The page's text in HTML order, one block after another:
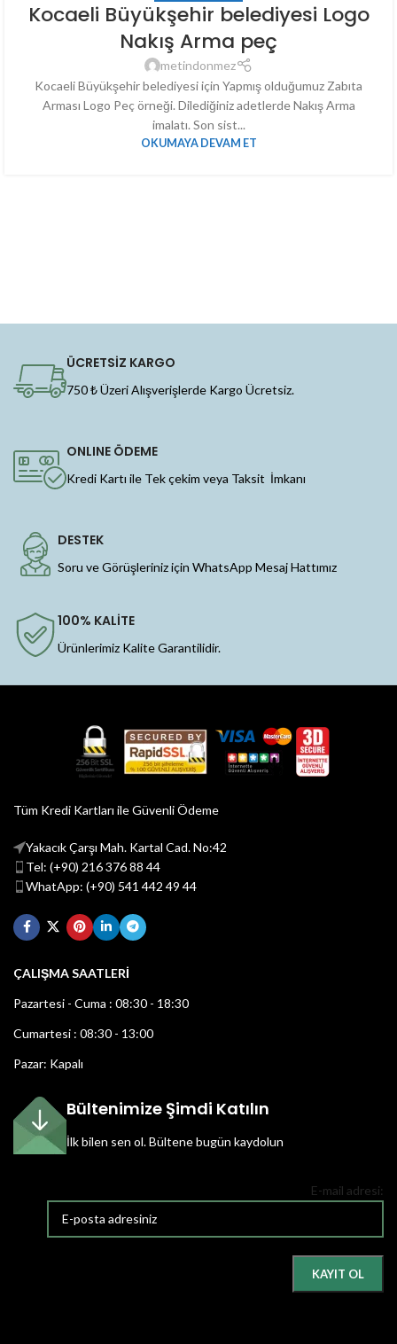
Kocaeli Büyükşehir belediyesi Logo
Nakış Arma peç
metindonmez
Kocaeli Büyükşehir belediyesi için Yapmış olduğumuz Zabıta
Arması Logo Peç örneği. Dilediğiniz adetlerde Nakış Arma
imalatı. Son sist...
OKUMAYA DEVAM ET
ÜCRETSİZ KARGO
750 ₺ Üzeri Alışverişlerde Kargo Ücretsiz.
ONLINE ÖDEME
Kredi Kartı ile Tek çekim veya Taksit İmkanı
DESTEK
Soru ve Görüşleriniz için WhatsApp Mesaj Hattımız
100% KALİTE
Ürünlerimiz Kalite Garantilidir.
Tüm Kredi Kartları ile Güvenli Ödeme
Yakacık Çarşı Mah. Kartal Cad. No:42
Tel: (+90) 216 376 88 44
WhatApp: (+90) 541 442 49 44
ÇALIŞMA SAATLERİ
Pazartesi - Cuma : 08:30 - 18:30
Cumartesi : 08:30 - 13:00
Pazar: Kapalı
Bültenimize Şimdi Katılın
İlk bilen sen ol.Bültene bugün kaydolun
E-mail adresi: